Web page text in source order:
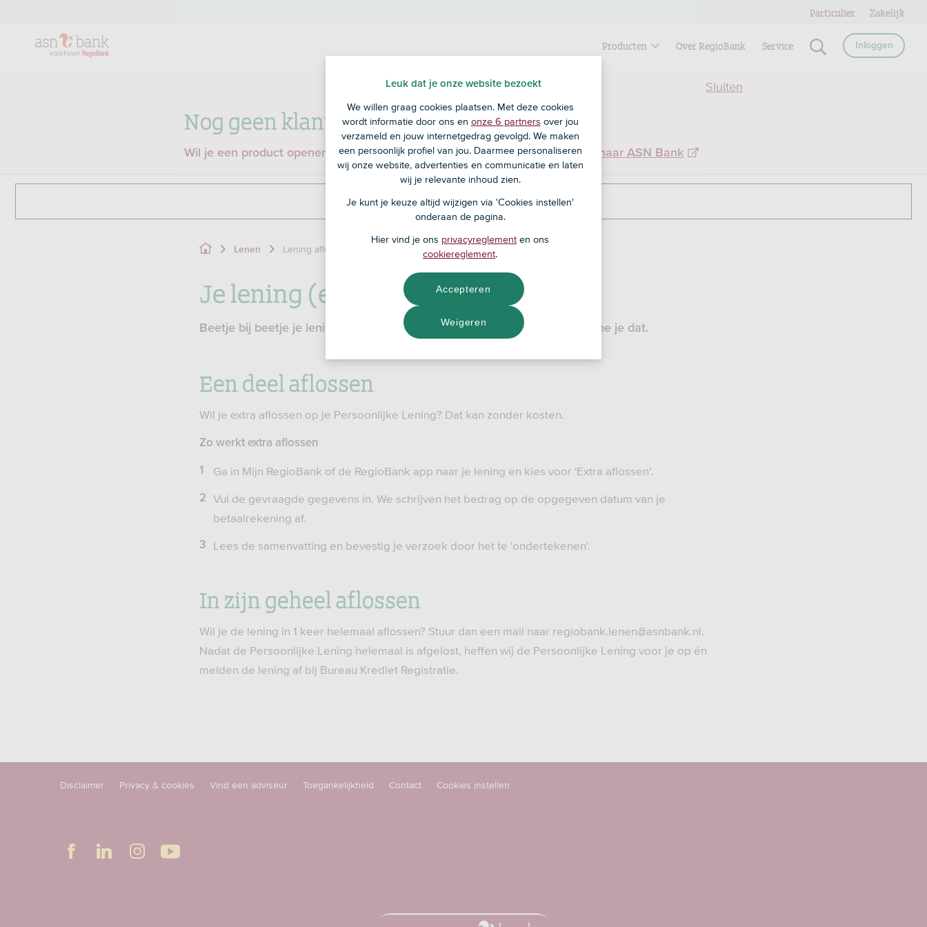
Nog geen klant bij RegioBank?
Wil je een product openen en ben je nog geen klant bij RegioBank?Ga dan naar ASN Bank
Sluiten
Producten Over RegioBank Service Inloggen
Particulier Zakelijk
Lenen Lening aflossen
Je lening (extra) aflossen
Beetje bij beetje je lening terugbetalen of het hele bedrag aflossen, zo doe je dat.
Een deel aflossen
Wil je extra aflossen op je Persoonlijke Lening? Dat kan zonder kosten.
Zo werkt extra aflossen
Ga in Mijn RegioBank of de RegioBank app naar je lening en kies voor 'Extra aflossen'.
Vul de gevraagde gegevens in. We schrijven het bedrag op de opgegeven datum van je
betaalrekening af.
Lees de samenvatting en bevestig je verzoek door het te 'ondertekenen'.
In zijn geheel aflossen
Wil je de lening in 1 keer helemaal aflossen? Stuur dan een mail naar regiobank.lenen@asnbank.nl.
Nadat de Persoonlijke Lening helemaal is afgelost, heffen wij de Persoonlijke Lening voor je op én
melden de lening af bij Bureau Krediet Registratie.
Disclaimer Privacy & cookies Vind een adviseur Toegankelijkheid Contact Cookies instellen
Leuk dat je onze website bezoekt
We willen graag cookies plaatsen. Met deze cookies
wordt informatie door ons en onze 6 partners over jou
verzameld en jouw internetgedrag gevolgd. We maken
een persoonlijk profiel van jou. Daarmee personaliseren
wij onze website, advertenties en communicatie en laten
wij je relevante inhoud zien.
Je kunt je keuze altijd wijzigen via 'Cookies instellen'
onderaan de pagina.
Hier vind je ons privacyreglement en ons
cookiereglement.
Weigeren
Accepteren